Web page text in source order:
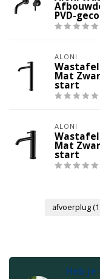
PVD-
ALONI
Mat
start
ALONI
Mat
start
afvoerplug
Heb